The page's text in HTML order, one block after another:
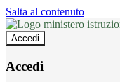
Salta al contenuto
Accedi
Accedi